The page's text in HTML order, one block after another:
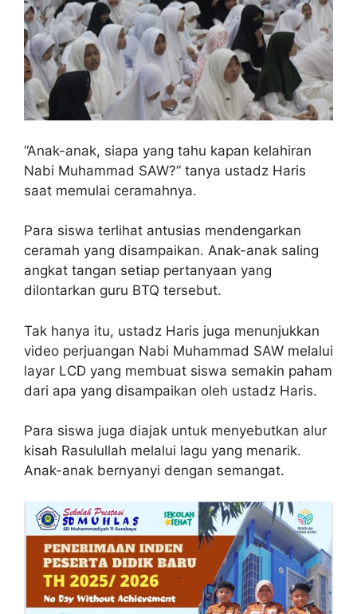
“Anak-anak, siapa yang tahu kapan kelahiran
Nabi Muhammad SAW?” tanya ustadz Haris
saat memulai ceramahnya.
Para siswa terlihat antusias mendengarkan
ceramah yang disampaikan. Anak-anak saling
angkat tangan setiap pertanyaan yang
dilontarkan guru BTQ tersebut.
Tak hanya itu, ustadz Haris juga menunjukkan
video perjuangan Nabi Muhammad SAW melalui
layar LCD yang membuat siswa semakin paham
dari apa yang disampaikan oleh ustadz Haris.
Para siswa juga diajak untuk menyebutkan alur
kisah Rasulullah melalui lagu yang menarik.
Anak-anak bernyanyi dengan semangat.